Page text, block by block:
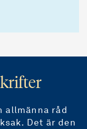
allmänna råd
Det är den